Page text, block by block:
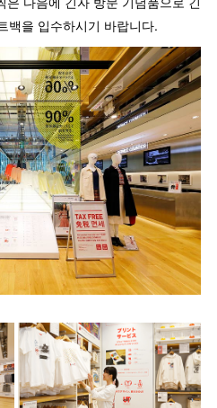
백을 입수하시기 바랍니다.